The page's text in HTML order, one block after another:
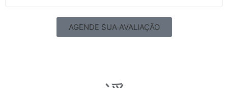
AGENDE SUA AVALIAÇÃO